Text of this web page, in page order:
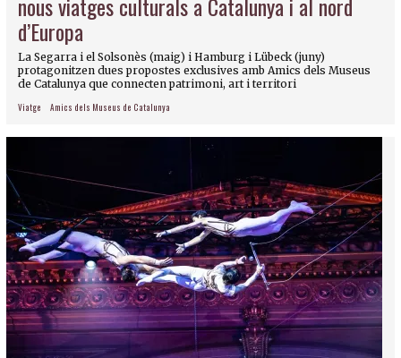
nous viatges culturals a Catalunya i al nord
d’Europa
La Segarra i el Solsonès (maig) i Hamburg i Lübeck (juny)
protagonitzen dues propostes exclusives amb Amics dels Museus
de Catalunya que connecten patrimoni, art i territori
Viatge Amics dels Museus de Catalunya